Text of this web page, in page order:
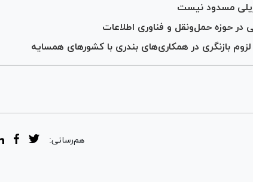
ریلی مسدود نیست
حوزه حمل‌ونقل و فناوری اطلاعات
بازنگری در همکاری‌های بندری با کشور‌های همسایه
هم‌رسانی: